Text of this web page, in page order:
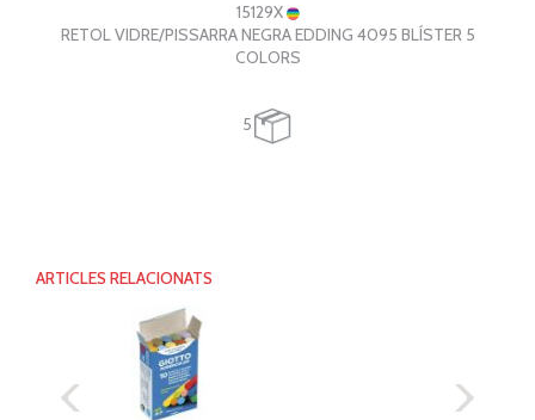
15129X
RETOL VIDRE/PISSARRA NEGRA EDDING 4095 BLÍSTER 5
COLORS
5
ARTICLES RELACIONATS